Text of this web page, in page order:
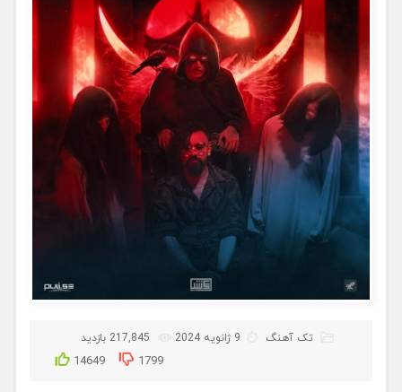
تک آهنگ 9 ژانویه 2024 217,845 بازدید
14649 1799